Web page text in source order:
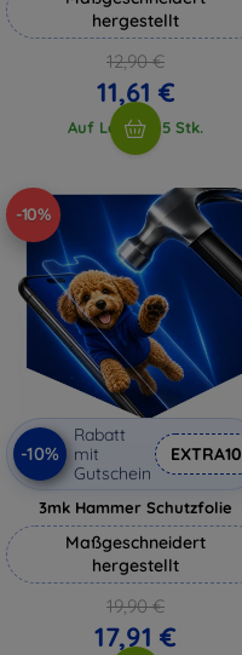
hergestellt
12,90 €
11,61 €
Auf Lager > 5 Stk.
-10%
-10%
Rabatt
mit
Gutschein
EXTRA10
3mk Hammer Schutzfolie
Maßgeschneidert
hergestellt
19,90 €
17,91 €